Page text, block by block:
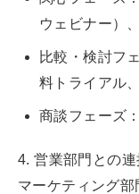
ウェビナー）
比較・検討フ
料トライアル
商談フェーズ
4. 営業部門との
マーケティング